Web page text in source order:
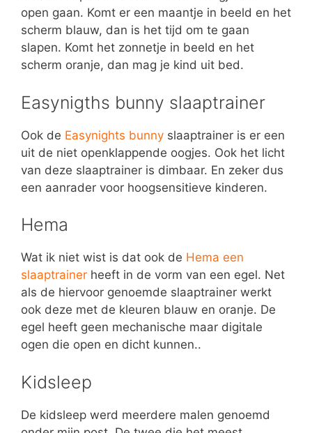
open gaan. Komt er een maantje in beeld en het
scherm blauw, dan is het tijd om te gaan
slapen. Komt het zonnetje in beeld en het
scherm oranje, dan mag je kind uit bed.
Easynigths bunny slaaptrainer
Ook de Easynights bunny slaaptrainer is er een
uit de niet openklappende oogjes. Ook het licht
van deze slaaptrainer is dimbaar. En zeker dus
een aanrader voor hoogsensitieve kinderen.
Hema
Wat ik niet wist is dat ook de Hema een
slaaptrainer heeft in de vorm van een egel. Net
als de hiervoor genoemde slaaptrainer werkt
ook deze met de kleuren blauw en oranje. De
egel heeft geen mechanische maar digitale
ogen die open en dicht kunnen..
Kidsleep
De kidsleep werd meerdere malen genoemd